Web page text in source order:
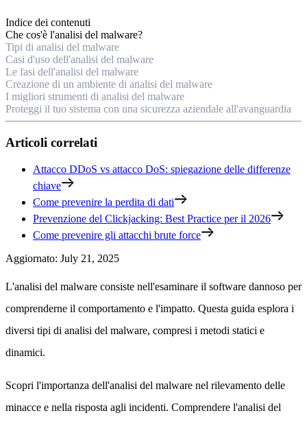
Indice dei contenuti
Che cos'è l'analisi del malware?
Tipi di analisi del malware
Casi d'uso dell'analisi del malware
Le fasi dell'analisi del malware
Creazione di un ambiente di analisi del malware
I migliori strumenti di analisi del malware
Proteggi il tuo sistema con una sicurezza aziendale all'avanguardia
Articoli correlati
Attacco DDoS vs attacco DoS: spiegazione delle differenze
chiave
Come prevenire la perdita di dati
Prevenzione del Clickjacking: Best Practice per il 2026
Come prevenire gli attacchi brute force
Aggiornato: July 21, 2025
L'analisi del malware consiste nell'esaminare il software dannoso per
comprenderne il comportamento e l'impatto. Questa guida esplora i
diversi tipi di analisi del malware, compresi i metodi statici e
dinamici.
Scopri l'importanza dell'analisi del malware nel rilevamento delle
minacce e nella risposta agli incidenti. Comprendere l'analisi del